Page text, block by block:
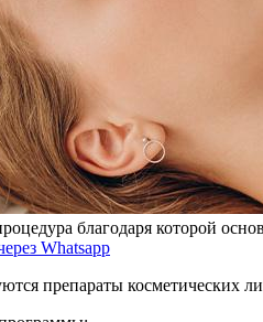
благодаря которой
Whatsapp
препараты косметических